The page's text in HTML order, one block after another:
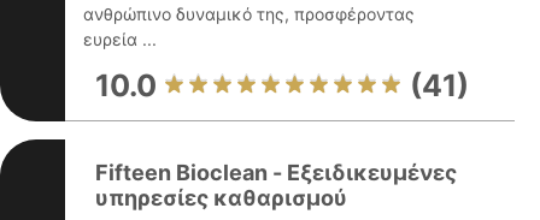
ανθρώπινο δυναμικό της, προσφέροντας
ευρεία ...
10.0 (41)
Fifteen Bioclean - Εξειδικευμένες
υπηρεσίες καθαρισμού